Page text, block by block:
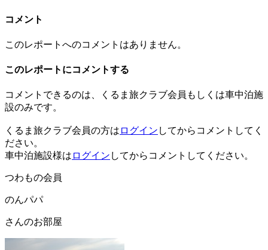
コメント
このレポートへのコメントはありません。
このレポートにコメントする
コメントできるのは、くるま旅クラブ会員もしくは車中泊施
設のみです。
くるま旅クラブ会員の方は ログイン してからコメントしてく
ださい。
車中泊施設様は ログイン してからコメントしてください。
つわもの会員
のんパパ
さんのお部屋